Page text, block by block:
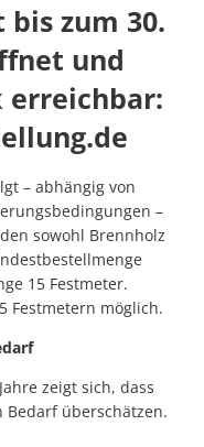
zum 30.
und
erreichbar:
– abhängig von
–
sowohl Brennholz
15 Festmeter.
Festmetern möglich.
zeigt sich, dass
überschätzen.